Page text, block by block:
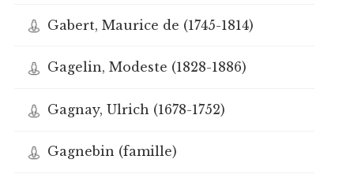
Gabert, Maurice de (1745-1814)
Gagelin, Modeste (1828-1886)
Gagnay, Ulrich (1678-1752)
Gagnebin (famille)